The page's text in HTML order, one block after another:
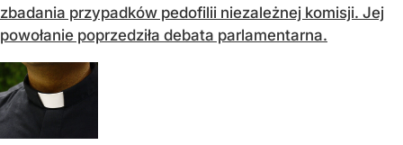
zbadania przypadków pedofilii niezależnej komisji. Jej
powołanie poprzedziła debata parlamentarna.